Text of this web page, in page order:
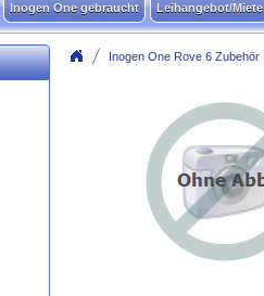
Inogen One gebraucht Leihangebot/Miete
Inogen One Rove 6 Zubehör